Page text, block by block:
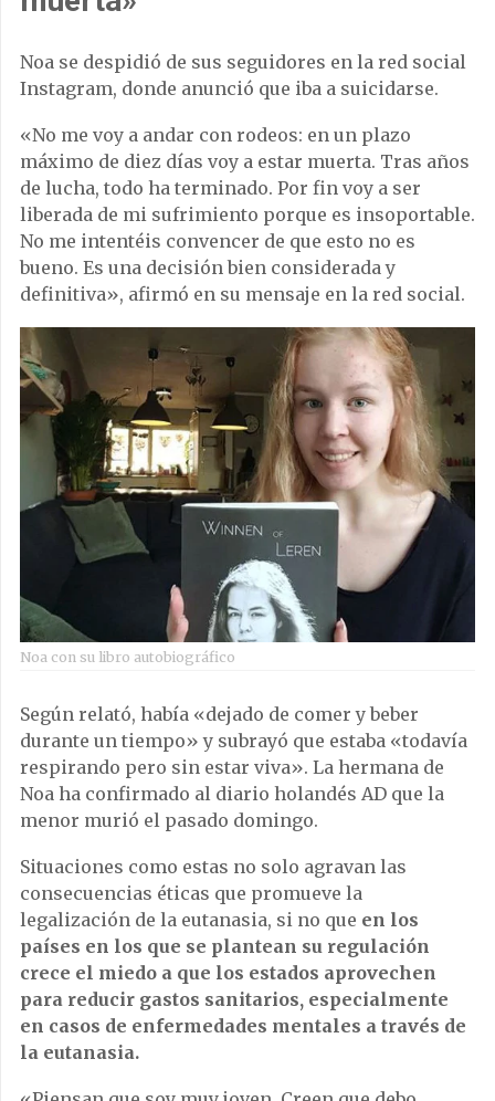
Noa se despidió de sus seguidores en la red social
Instagram, donde anunció que iba a suicidarse.
«No me voy a andar con rodeos: en un plazo
máximo de diez días voy a estar muerta. Tras años
de lucha, todo ha terminado. Por fin voy a ser
liberada de mi sufrimiento porque es insoportable.
No me intentéis convencer de que esto no es
bueno. Es una decisión bien considerada y
definitiva», afirmó en su mensaje en la red social.
Noa con su libro autobiográfico
Según relató, había «dejado de comer y beber
durante un tiempo» y subrayó que estaba «todavía
respirando pero sin estar viva». La hermana de
Noa ha confirmado al diario holandés AD que la
menor murió el pasado domingo.
Situaciones como estas no solo agravan las
consecuencias éticas que promueve la
legalización de la eutanasia, si no que en los
países en los que se plantean su regulación
crece el miedo a que los estados aprovechen
para reducir gastos sanitarios, especialmente
en casos de enfermedades mentales a través de
la eutanasia.